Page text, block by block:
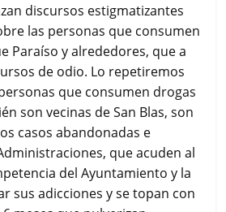
discursos estigmatizantes
las personas que consumen
Paraíso y alrededores, que a
de odio. Lo repetiremos
que consumen drogas
son vecinas de San Blas, son
casos abandonadas e
que acuden al
del Ayuntamiento y la
sus adicciones y se topan con